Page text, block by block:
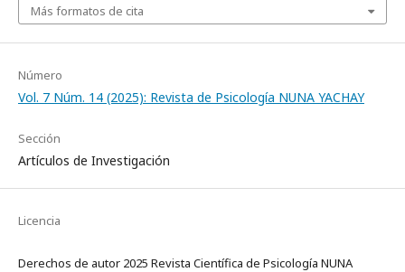
Más formatos de cita
Número
Vol. 7 Núm. 14 (2025): Revista de Psicología NUNA YACHAY
Sección
Artículos de Investigación
Licencia
Derechos de autor 2025 Revista Científica de Psicología NUNA